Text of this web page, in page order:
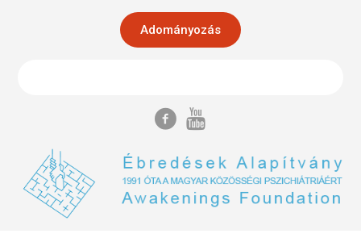
Adományozás